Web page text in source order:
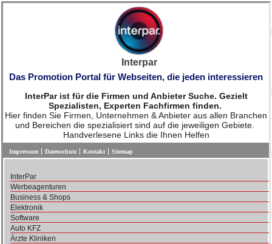
Interpar
Das Promotion Portal für Webseiten, die jeden interessieren
InterPar ist für die Firmen und Anbieter Suche. Gezielt
Spezialisten, Experten Fachfirmen finden.
Hier finden Sie Firmen, Unternehmen & Anbieter aus allen Branchen
und Bereichen die spezialisiert sind auf die jeweiligen Gebiete.
Handverlesene Links die Ihnen Helfen
Impressum Datenschutz Kontakt Sitemap
InterPar
Werbeagenturen
Business & Shops
Elektronik
Software
Auto KFZ
Ärzte Kliniken